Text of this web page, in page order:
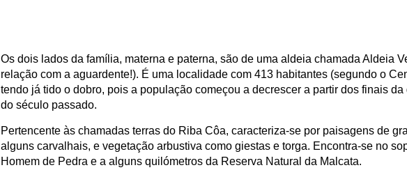
Os dois lados da família, materna e paterna, são de uma aldeia chamada Aldeia
relação com a aguardente!). É uma localidade com 413 habitantes (segundo o
tendo já tido o dobro, pois a população começou a decrescer a partir dos finais
do século passado.
Pertencente às chamadas terras do Riba Côa, caracteriza-se por paisagens de
alguns carvalhais, e vegetação arbustiva como giestas e torga. Encontra-se no
Homem de Pedra e a alguns quilómetros da Reserva Natural da Malcata.